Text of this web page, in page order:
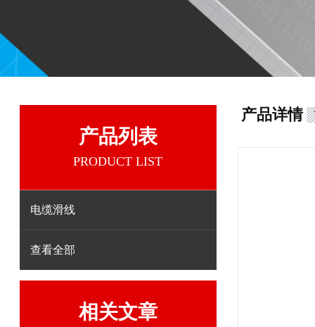
产品列表
PRODUCT LIST
电缆滑线
查看全部
相关文章
产品详情